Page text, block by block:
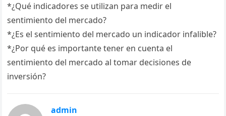
*¿Qué indicadores se utilizan para medir el
sentimiento del mercado?
*¿Es el sentimiento del mercado un indicador infalible?
*¿Por qué es importante tener en cuenta el
sentimiento del mercado al tomar decisiones de
inversión?
admin